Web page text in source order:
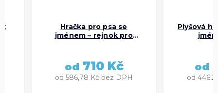
Hračka pro psa se
jménem – rejnok pro
od 586,78 Kč bez DPH
od 710 Kč
Plyšová
od
od